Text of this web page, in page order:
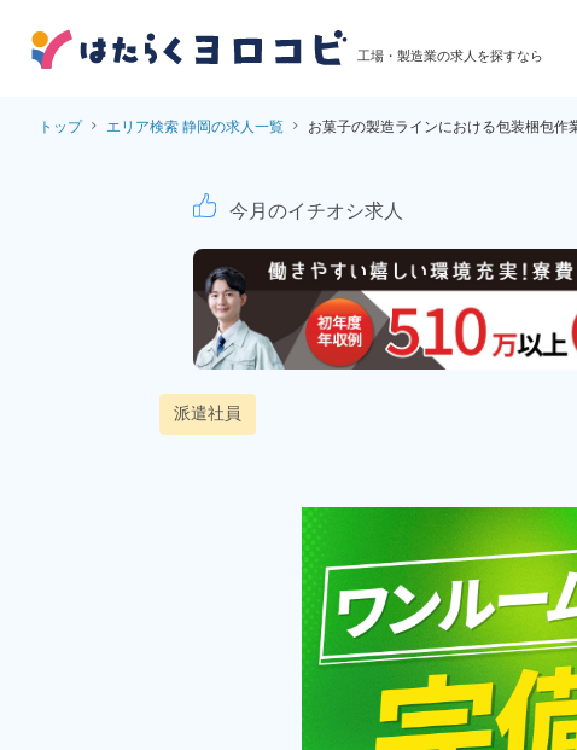
工場・製造業の求人を探すなら
トップ エリア検索 静岡の求人一覧 お菓子の製造ラインにおける包装梱包作
お菓子の製造ライン
今月のイチオシ求人
派遣社員